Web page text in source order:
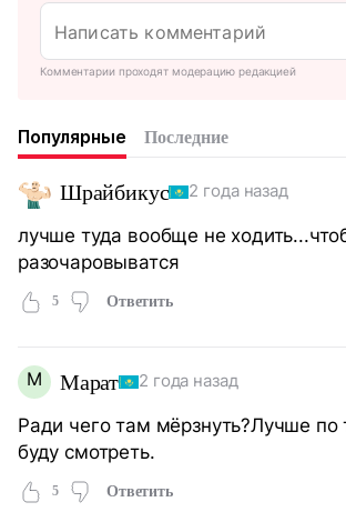
Комментарии проходят модерацию редакцией
Популярные Последние
Шрайбикус 2 года назад
лучше туда вообще не
разочаровыватся
5 Ответить
М Марат 2 года назад
Ради чего там мёрзнуть?Лучше по
буду смотреть.
5 Ответить